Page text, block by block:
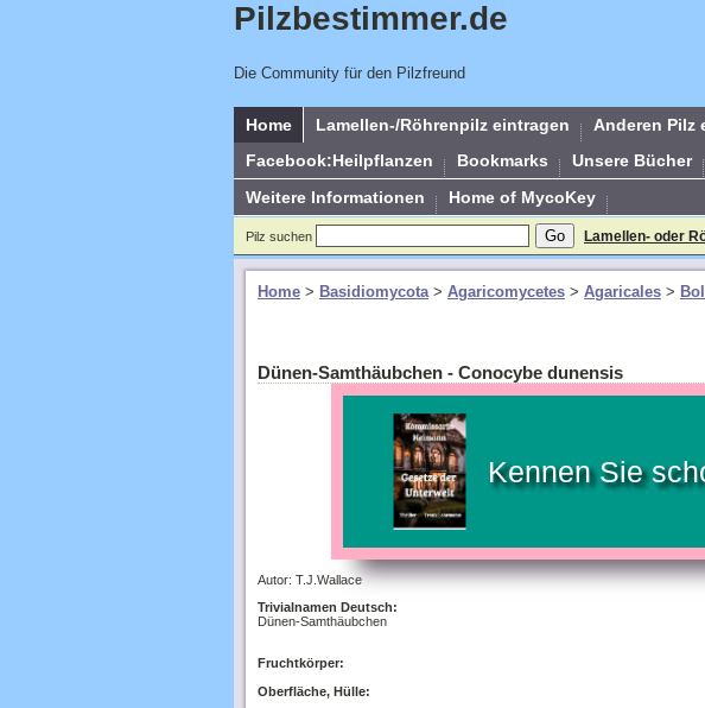
Pilzbestimmer.de
Die Community für den Pilzfreund
Home Lamellen-/Röhrenpilz eintragen Anderen Pilz
Facebook:Heilpflanzen
Bookmarks
Unsere Bücher
Weitere Informationen
Home of MycoKey
Pilz suchen Lamellen- oder
Home > Basidiomycota> Agaricomycetes > Agaricales >
Dünen-Samthäubchen - Conocybe dunensis
Kennen Sie
Autor: T.J.Wallace
Trivialnamen Deutsch:
Dünen-Samthäubchen
Fruchtkörper:
Oberfläche, Hülle: